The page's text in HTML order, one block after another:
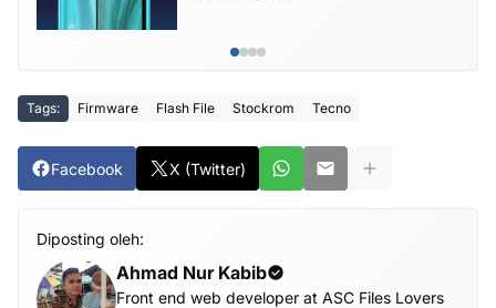
Tags: Firmware Flash File Stockrom Tecno
Facebook X (Twitter)
Diposting oleh:
Ahmad Nur Kabib
Front end web developer at ASC Files Lovers